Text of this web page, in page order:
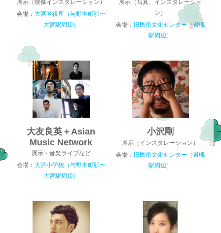
展示（映像インスタレーション）
会場： 大宮区役所（与野本町駅〜
大宮駅周辺）
展示（写真、インスタレーショ
ン）
会場：
旧民俗文化センター（岩槻
駅周辺）
大友良英＋Asian
Music Network
展示・音楽ライブなど
会場： 大宮小学校（与野本町駅〜
大宮駅周辺）
小沢剛
展示（インスタレーション）
会場：
旧民俗文化センター（岩槻
駅周辺）